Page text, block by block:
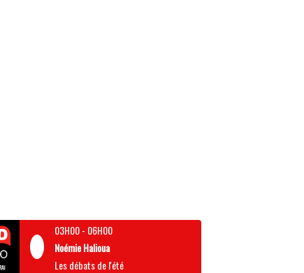
03H00- 06H00
Noémie Halioua
Les débats de l'été